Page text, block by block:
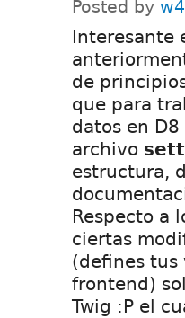
Posted by
Interesante
de
que para
datos en
archivo
estructura,
Respecto a
ciertas
(defines tus
frontend)
Twig :P el